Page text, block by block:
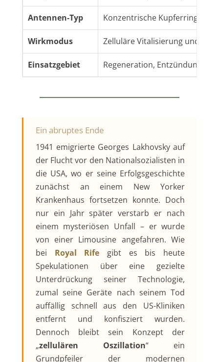
Antennen-Typ Konzentrische Kupferringe mit
Wirkmodus Zelluläre Vitalisierung und
Einsatzgebiet Regeneration,
Ein abruptes Ende
1941 emigrierte Georges Lakhovsky auf
der Flucht vor den Nationalsozialisten in
die USA, wo er seine Erfolgsgeschichte
zunächst an einem New Yorker
Krankenhaus fortsetzen konnte. Doch
nur ein Jahr später verstarb er nach
einem mysteriösen Unfall – er wurde
von einer Limousine angefahren. Wie
bei Royal Rife gibt es bis heute
Spekulationen über eine gezielte
Unterdrückung seiner Technologie,
zumal seine Geräte nach seinem Tod
auffällig schnell aus den US-Kliniken
entfernt und konfisziert wurden.
Dennoch bleibt sein Konzept der
„zellulären Oszillation“ ein
Grundpfeiler der modernen